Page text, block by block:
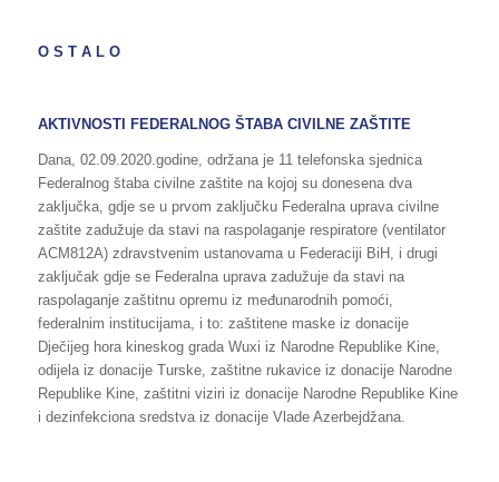
O S T A L O
AKTIVNOSTI FEDERALNOG ŠTABA CIVILNE ZAŠTITE
Dana, 02.09.2020.godine, održana je 11 telefonska sjednica
Federalnog štaba civilne zaštite na kojoj su donesena dva
zaključka, gdje se u prvom zaključku Federalna uprava civilne
zaštite zadužuje da stavi na raspolaganje respiratore (ventilator
ACM812A) zdravstvenim ustanovama u Federaciji BiH, i drugi
zaključak gdje se Federalna uprava zadužuje da stavi na
raspolaganje zaštitnu opremu iz međunarodnih pomoći,
federalnim institucijama, i to: zaštitene maske iz donacije
Dječijeg hora kineskog grada Wuxi iz Narodne Republike Kine,
odijela iz donacije Turske, zaštitne rukavice iz donacije Narodne
Republike Kine, zaštitni viziri iz donacije Narodne Republike Kine
i dezinfekciona sredstva iz donacije Vlade Azerbejdžana.